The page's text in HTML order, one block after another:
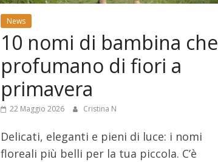
News
10 nomi di bambina che
profumano di fiori a
primavera
22 Maggio 2026 Cristina N
Delicati, eleganti e pieni di luce: i nomi
floreali più belli per la tua piccola. C’è